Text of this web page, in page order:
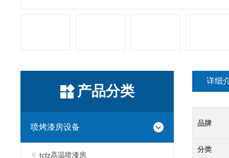
产品分类
喷烤漆房设备
tctz高温喷漆房
详细
品牌
分类